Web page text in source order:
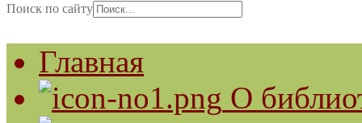
Поиск по сайту
Главная
О